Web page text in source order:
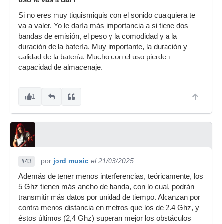
Si no eres muy tiquismiquis con el sonido cualquiera te
va a valer. Yo le daría más importancia a si tiene dos
bandas de emisión, el peso y la comodidad y a la
duración de la batería. Muy importante, la duración y
calidad de la batería. Mucho con el uso pierden
capacidad de almacenaje.
1
#43 por jord music el 21/03/2025
Además de tener menos interferencias, teóricamente, los
5 Ghz tienen más ancho de banda, con lo cual, podrán
transmitir más datos por unidad de tiempo. Alcanzan por
contra menos distancia en metros que los de 2.4 Ghz, y
éstos últimos (2,4 Ghz) superan mejor los obstáculos